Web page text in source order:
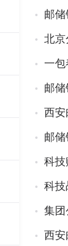
邮
北京
一包
邮
西安
邮
科技
科技
集团
西安